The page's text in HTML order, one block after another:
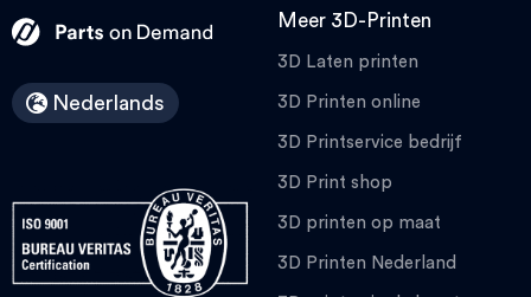
Nederlands
Meer 3D-Printen
3D Laten printen
3D Printen online
3D Printservice bedrijf
3D Print shop
3D printen op maat
3D Printen Nederland